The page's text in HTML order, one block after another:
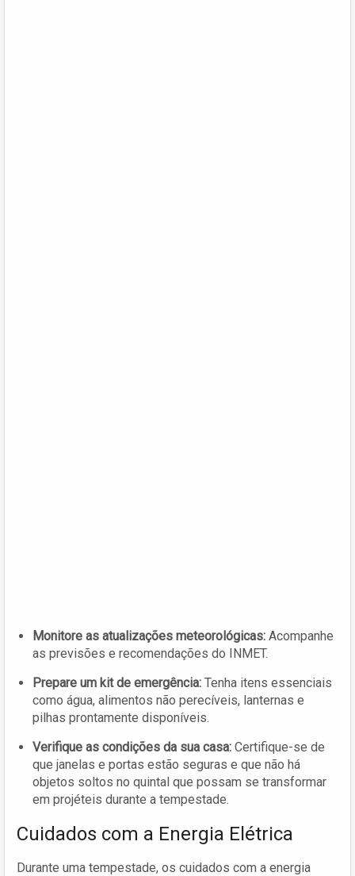
Monitore as atualizações meteorológicas: Acompanhe
as previsões e recomendações do INMET.
Prepare um kit de emergência: Tenha itens essenciais
como água, alimentos não perecíveis, lanternas e
pilhas prontamente disponíveis.
Verifique as condições da sua casa: Certifique-se de
que janelas e portas estão seguras e que não há
objetos soltos no quintal que possam se transformar
em projéteis durante a tempestade.
Cuidados com a Energia Elétrica
Durante uma tempestade, os cuidados com a energia